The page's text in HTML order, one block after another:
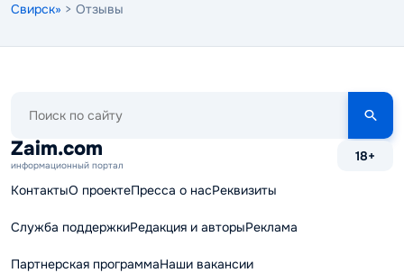
Свирск» > Отзывы
сайту
Zaim.com
информационный портал
18+
КонтактыО проектеПресса о насРеквизиты
Служба поддержкиРедакция и авторыРеклама
Партнерская программаНаши вакансии